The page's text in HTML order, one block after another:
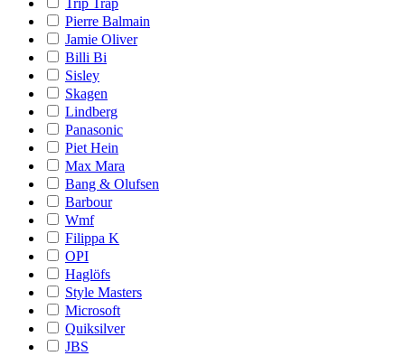
Trip Trap
Pierre Balmain
Jamie Oliver
Billi Bi
Sisley
Skagen
Lindberg
Panasonic
Piet Hein
Max Mara
Bang & Olufsen
Barbour
Wmf
Filippa K
OPI
Haglöfs
Style Masters
Microsoft
Quiksilver
JBS